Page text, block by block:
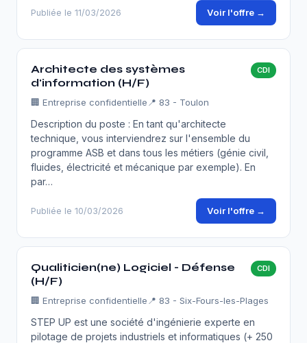
Publiée le 11/03/2026 Voir l'offre →
Architecte des systèmes
d'information (H/F)
CDI
🏢 Entreprise confidentielle 📍 83 - Toulon
Description du poste : En tant qu'architecte
technique, vous interviendrez sur l'ensemble du
programme ASB et dans tous les métiers (génie civil,
fluides, électricité et mécanique par exemple). En
par…
Publiée le 10/03/2026 Voir l'offre →
Qualiticien(ne) Logiciel - Défense
(H/F)
CDI
🏢 Entreprise confidentielle 📍 83 - Six-Fours-les-Plages
STEP UP est une société d'ingénierie experte en
pilotage de projets industriels et informatiques (+ 250